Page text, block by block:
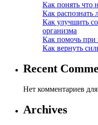
Как понять что
Как распознать
Как улучшить
организма
Как помочь при
Как вернуть
Recent
Нет комментариев
Archives